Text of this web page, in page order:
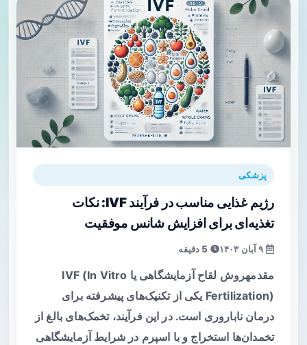
پزشکی
رژیم غذایی مناسب در فرآیند IVF: نکات
تغذیه‌ای برای افزایش شانس موفقیت
مقدمهروش لقاح آزمایشگاهی یا IVF (In Vitro
Fertilization) یکی از تکنیک‌های پیشرفته برای
درمان ناباروری است. در این فرآیند، تخمک‌های بالغ از
تخمدان‌ها استخراج و با اسپرم در شرایط آزمایشگاهی